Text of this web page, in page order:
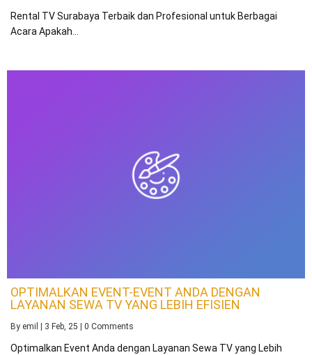
Rental TV Surabaya Terbaik dan Profesional untuk Berbagai
Acara Apakah…
OPTIMALKAN EVENT-EVENT ANDA DENGAN
LAYANAN SEWA TV YANG LEBIH EFISIEN
By emil 3 Feb, 25 0 Comments
Optimalkan Event Anda dengan Layanan Sewa TV yang Lebih